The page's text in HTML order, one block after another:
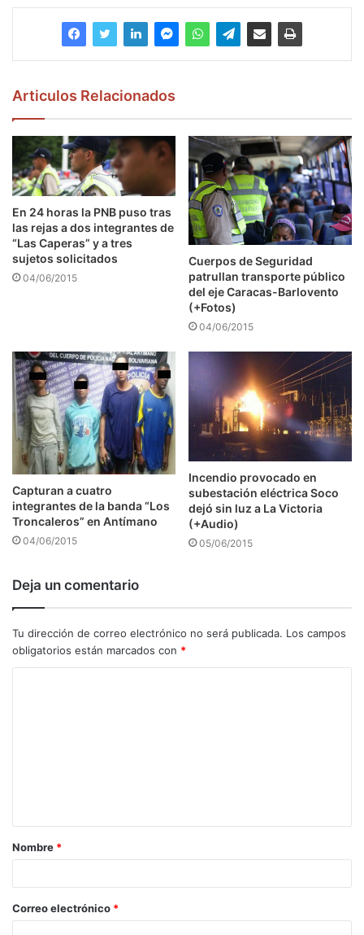
Articulos Relacionados
En 24 horas la PNB puso tras
las rejas a dos integrantes de
“Las Caperas” y a tres
sujetos solicitados
04/06/2015
Cuerpos de Seguridad
patrullan transporte público
del eje Caracas-Barlovento
(+Fotos)
04/06/2015
Capturan a cuatro
integrantes de la banda “Los
Troncaleros” en Antímano
04/06/2015
Incendio provocado en
subestación eléctrica Soco
dejó sin luz a La Victoria
(+Audio)
05/06/2015
Deja un comentario
Tu dirección de correo electrónico no será publicada. Los campos
obligatorios están marcados con *
a
r
*
Nombre *
Correo electrónico *